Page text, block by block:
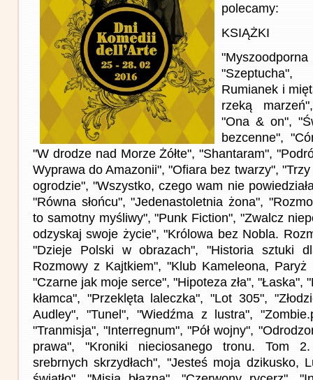
polecamy:
KSIĄŻKI
Rumianek i
rzeką
"Ona & on",
bezcenne",
"W drodze nad Morze Żółte", "Shantaram",
Wyprawa do Amazonii", "Ofiara bez twarzy",
ogrodzie", "Wszystko, czego wam nie
"Równa słońcu", "Jedenastoletnia żona",
to samotny myśliwy", "Punk Fiction", "Zwalcz
odzyskaj swoje życie", "Królowa bez Nobla.
"Dzieje Polski w obrazach", "Historia sztuki
Rozmowy z Kajtkiem", "Klub Kameleona, Paryż
"Czarne jak moje serce", "Hipoteza zła", "Łaska",
kłamca", "Przeklęta laleczka", "Lot 305",
Audley", "Tunel", "Wiedźma z lustra",
"Tranmisja", "Interregnum", "Pół wojny",
prawa", "Kroniki nieciosanego tronu. Tom
srebrnych skrzydłach", "Jesteś moja dzikusko,